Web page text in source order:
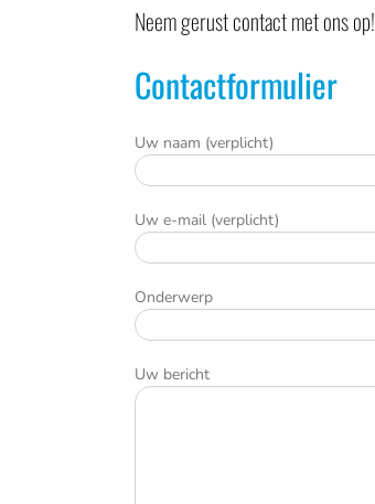
Neem gerust contact met ons op!
Contactformulier
Uw naam (verplicht)
Uw e-mail (verplicht)
Onderwerp
Uw bericht